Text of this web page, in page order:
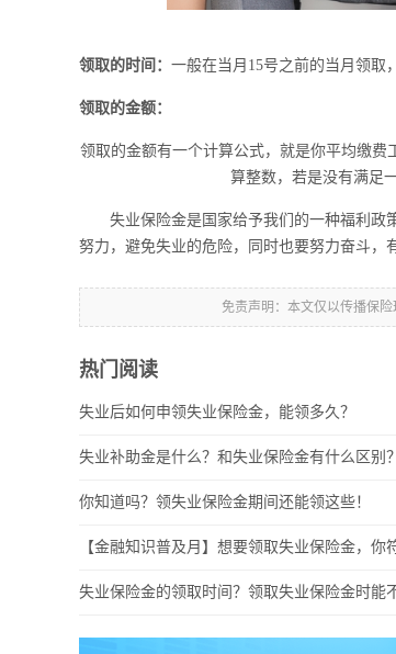
领取的时间： 一般在当月15号之前的当月领取
领取的金额：
领取的金额有一个计算公式，就是你平均缴费
算整数，若是没有满足
失业保险金是国家给予我们的一种福利政
努力，避免失业的危险，同时也要努力奋斗，
免责声明：本文仅以传播保
热门阅读
失业后如何申领失业保险金，能领多久？
失业补助金是什么？和失业保险金有什么区别？
你知道吗？领失业保险金期间还能领这些！
【金融知识普及月】想要领取失业保险金，你
失业保险金的领取时间？领取失业保险金时能